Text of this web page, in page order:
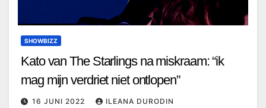
SHOWBIZZ
Kato van The Starlings na miskraam: “ik
mag mijn verdriet niet ontlopen”
16 JUNI 2022 ILEANA DURODIN